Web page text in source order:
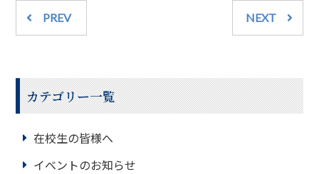
PREV NEXT
カテゴリー一覧
在校生の皆様へ
イベントのお知らせ